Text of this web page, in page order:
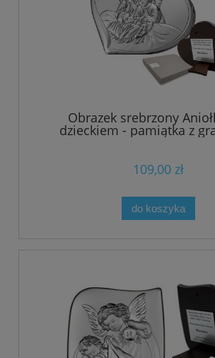
Obrazek srebrzony
dzieckiem - pamiątka z
109,00 zł
do koszyka